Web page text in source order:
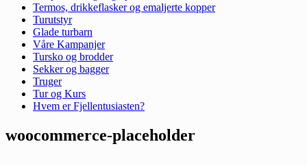
Termos, drikkeflasker og emaljerte kopper
Turutstyr
Glade turbarn
Våre Kampanjer
Tursko og brodder
Sekker og bagger
Truger
Tur og Kurs
Hvem er Fjellentusiasten?
woocommerce-placeholder